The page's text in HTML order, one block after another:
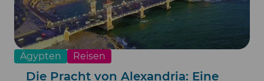
Ägypten Reisen
Die Pracht von Alexandria: Eine